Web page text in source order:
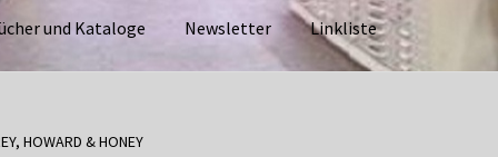
und Kataloge Newsletter Linkliste
HOWARD & HONEY